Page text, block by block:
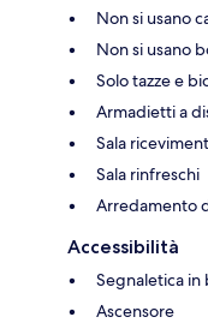
Non si usano
Non si usano
Solo tazze e
Armadietti a
Sala
Sala rinfreschi
Arredamento
Accessibilità
Segnaletica in
Ascensore